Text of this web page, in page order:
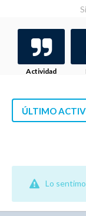
Actividad
ÚLTIMO
Lo